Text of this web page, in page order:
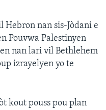
nan sis-Jòdani e
Pouvwa Palestinyen
nan lari vil Bethlehem
izrayelyen yo te
kout pouss pou plan